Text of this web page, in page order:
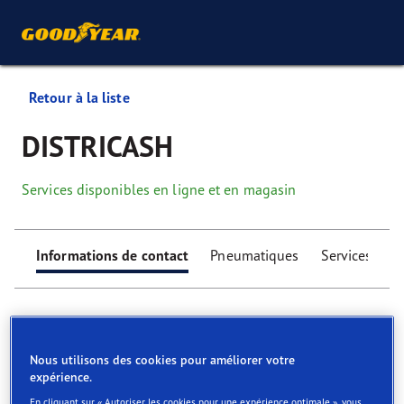
Retour à la liste
DISTRICASH
Services disponibles en ligne et en magasin
Informations de contact Pneumatiques Services
Find your tyres
Nous utilisons des cookies pour améliorer votre
expérience.